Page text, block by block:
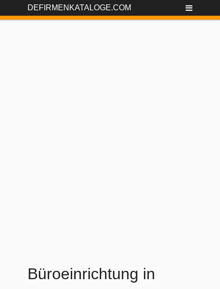
DEFIRMENKATALOGE.COM
Büroeinrichtung in